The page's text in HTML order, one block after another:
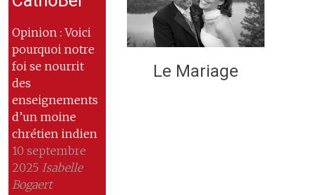
Opinion : Voici
pourquoi notre
foi se nourrit
des
enseignements
d’un moine
chrétien indien
10 septembre
2025 Isabelle
Bogaert
Le Mariage